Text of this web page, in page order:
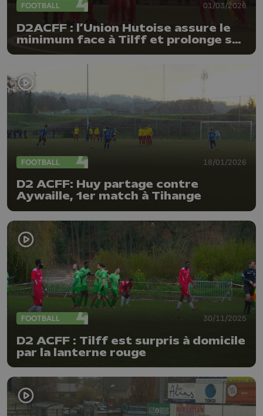
FOOTBALL 01/03/2026
D2ACFF : l’Union Hutoise assure le
minimum face à Tilff et prolonge sa
belle série
FOOTBALL 18/01/2026
D2 ACFF: Huy partage contre
Aywaille, 1er match à Tihange
FOOTBALL 30/11/2025
D2 ACFF : Tilff est surpris à domicile
par la lanterne rouge